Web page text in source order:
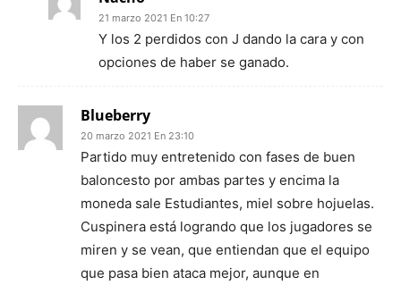
21 marzo 2021 En 10:27
Y los 2 perdidos con J dando la cara y con
opciones de haber se ganado.
Blueberry
20 marzo 2021 En 23:10
Partido muy entretenido con fases de buen
baloncesto por ambas partes y encima la
moneda sale Estudiantes, miel sobre hojuelas.
Cuspinera está logrando que los jugadores se
miren y se vean, que entiendan que el equipo
que pasa bien ataca mejor, aunque en